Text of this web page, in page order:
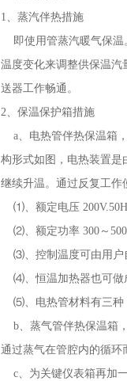
1、蒸汽伴热措施
即使用管蒸汽暖气保温
温度变化来调整供保温汽
送器工作畅通。
2、保温保护箱措施
a、电热管伴热保温箱
构形式如图，电热装置是
继续升温。通过反复工作
⑴、额定电压
⑵、额定功率 300～
⑶、控制温度可由用户
⑷、恒温加热器也可做
⑸、电热管材料有三种
b、蒸气管伴热保温箱
通过蒸气在管腔内的循环
c、为关键仪表箱再加